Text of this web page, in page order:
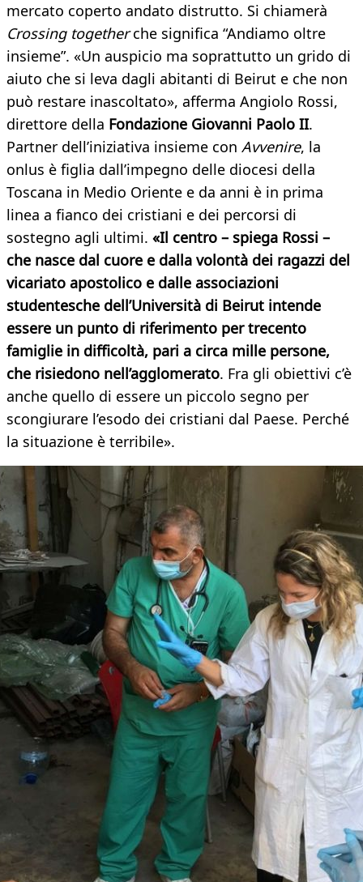
mercato coperto andato distrutto. Si chiamerà
Crossing togetherche significa “Andiamo oltre
insieme”. «Un auspicio ma soprattutto un grido di
aiuto che si leva dagli abitanti di Beirut e che non
può restare inascoltato», afferma Angiolo Rossi,
direttore della Fondazione Giovanni Paolo II.
Partner dell’iniziativa insieme con Avvenire, la
onlus è figlia dall’impegno delle diocesi della
Toscana in Medio Oriente e da anni è in prima
linea a fianco dei cristiani e dei percorsi di
sostegno agli ultimi. «Il centro – spiega Rossi –
che nasce dal cuore e dalla volontà dei ragazzi del
vicariato apostolico e dalle associazioni
studentesche dell’Università di Beirut intende
essere un punto di riferimento per trecento
famiglie in difficoltà, pari a circa mille persone,
che risiedono nell’agglomerato. Fra gli obiettivi c’è
anche quello di essere un piccolo segno per
scongiurare l’esodo dei cristiani dal Paese. Perché
la situazione è terribile».